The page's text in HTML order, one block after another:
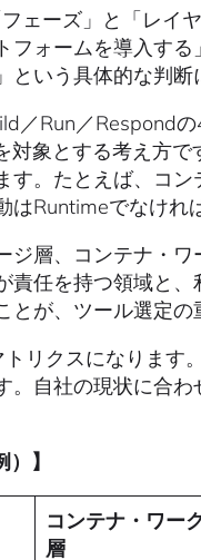
ェーズ」と「レイ
フォームを導入す
いう具体的な判断
／Run／Respond
象とする考え方
。たとえば、コ
Runtimeでなけれ
ジ層、コンテナ・
責任を持つ領域と
が、ツール選定の
リクスになります
。自社の現状に合
】
コンテナ・ワー
層